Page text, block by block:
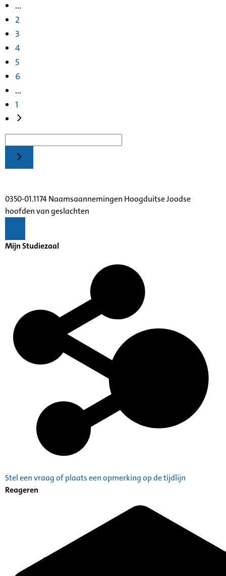
...
2
3
4
5
6
...
1
0350-01.1174 Naamsaannemingen Hoogduitse Joodse
hoofden van geslachten
Mijn Studiezaal
Stel een vraag of plaats een opmerking op de tijdlijn
Reageren